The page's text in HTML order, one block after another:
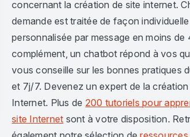
concernant la création de site internet.
demande est traitée de façon
personnalisée par message en moins de
complément, un chatbot répond à vos
vous conseille sur les bonnes pratiques
et 7j/7. Devenez un expert de la création
Internet. Plus de 200 tutoriels pour
site Internet sont à votre disposition.